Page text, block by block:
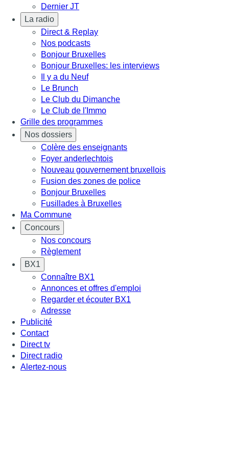
Dernier JT
La radio
Direct & Replay
Nos podcasts
Bonjour Bruxelles
Bonjour Bruxelles: les interviews
Il y a du Neuf
Le Brunch
Le Club du Dimanche
Le Club de l'Immo
Grille des programmes
Nos dossiers
Colère des enseignants
Foyer anderlechtois
Nouveau gouvernement bruxellois
Fusion des zones de police
Bonjour Bruxelles
Fusillades à Bruxelles
Ma Commune
Concours
Nos concours
Règlement
BX1
Connaître BX1
Annonces et offres d'emploi
Regarder et écouter BX1
Adresse
Publicité
Contact
Direct tv
Direct radio
Alertez-nous